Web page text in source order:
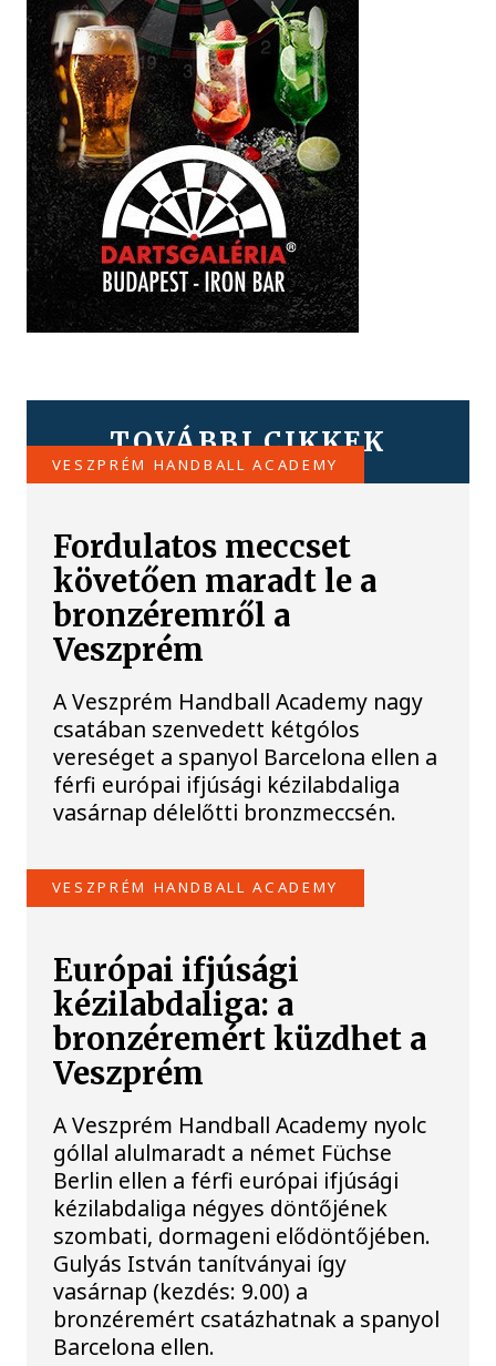
TOVÁBBI CIKKEK
VESZPRÉM HANDBALL ACADEMY
Fordulatos meccset
követően maradt le a
bronzéremről a
Veszprém
A Veszprém Handball Academy nagy
csatában szenvedett kétgólos
vereséget a spanyol Barcelona ellen a
férfi európai ifjúsági kézilabdaliga
vasárnap délelőtti bronzmeccsén.
VESZPRÉM HANDBALL ACADEMY
Európai ifjúsági
kézilabdaliga: a
bronzéremért küzdhet a
Veszprém
A Veszprém Handball Academy nyolc
góllal alulmaradt a német Füchse
Berlin ellen a férfi európai ifjúsági
kézilabdaliga négyes döntőjének
szombati, dormageni elődöntőjében.
Gulyás István tanítványai így
vasárnap (kezdés: 9.00) a
bronzéremért csatázhatnak a spanyol
Barcelona ellen.